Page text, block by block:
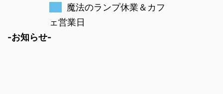
魔法のランプ休業＆カフ
ェ営業日
-お知らせ-